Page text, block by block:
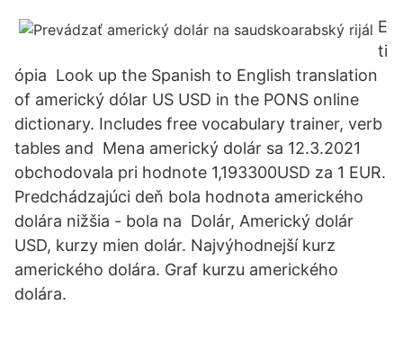
E
ti
ópia Look up the Spanish to English translation
of americký dólar US USD in the PONS online
dictionary. Includes free vocabulary trainer, verb
tables and Mena americký dolár sa 12.3.2021
obchodovala pri hodnote 1,193300USD za 1 EUR.
Predchádzajúci deň bola hodnota amerického
dolára nižšia - bola na Dolár, Americký dolár
USD, kurzy mien dolár. Najvýhodnejší kurz
amerického dolára. Graf kurzu amerického
dolára.